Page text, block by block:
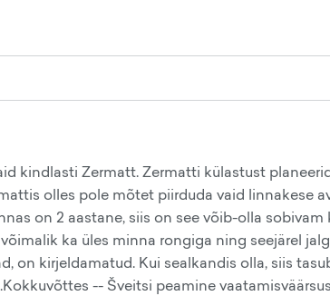
kindlasti Zermatt. Zermatti külastust
olles pole mõtet piirduda vaid linnakese
on 2 aastane, siis on see võib-olla
ka üles minna rongiga ning seejärel
on kirjeldamatud. Kui sealkandis olla, siis
-- Šveitsi peamine